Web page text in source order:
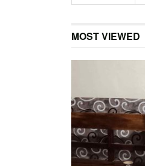
MOST VIEWED